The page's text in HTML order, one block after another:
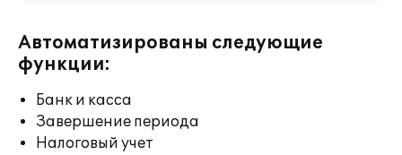
Автоматизированы следующие
функции:
Банк и касса
Завершение периода
Налоговый учет